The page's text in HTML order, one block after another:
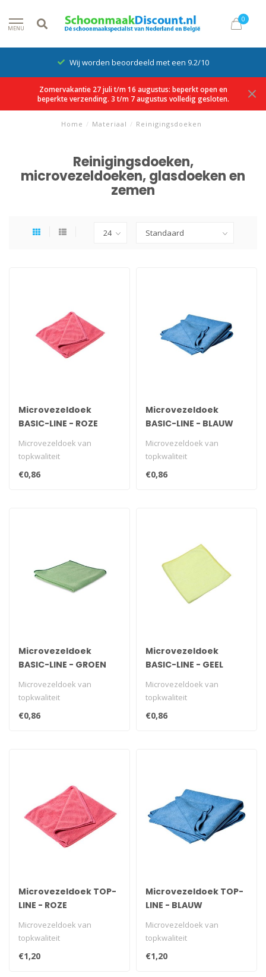
MENU
0
Wij worden beoordeeld met een 9.2/10
Zomervakantie 27 juli t/m 16 augustus: beperkt open en
beperkte verzending. 3 t/m 7 augustus volledig gesloten.
Home / Materiaal / Reinigingsdoeken
Reinigingsdoeken,
microvezeldoeken, glasdoeken en
zemen
Microvezeldoek
BASIC-LINE - ROZE
Microvezeldoek van
topkwaliteit
€0,86
Microvezeldoek
BASIC-LINE - BLAUW
Microvezeldoek van
topkwaliteit
€0,86
Microvezeldoek
BASIC-LINE - GROEN
Microvezeldoek van
topkwaliteit
€0,86
Microvezeldoek
BASIC-LINE - GEEL
Microvezeldoek van
topkwaliteit
€0,86
Microvezeldoek TOP-
LINE - ROZE
Microvezeldoek van
topkwaliteit
€1,20
Microvezeldoek TOP-
LINE - BLAUW
Microvezeldoek van
topkwaliteit
€1,20